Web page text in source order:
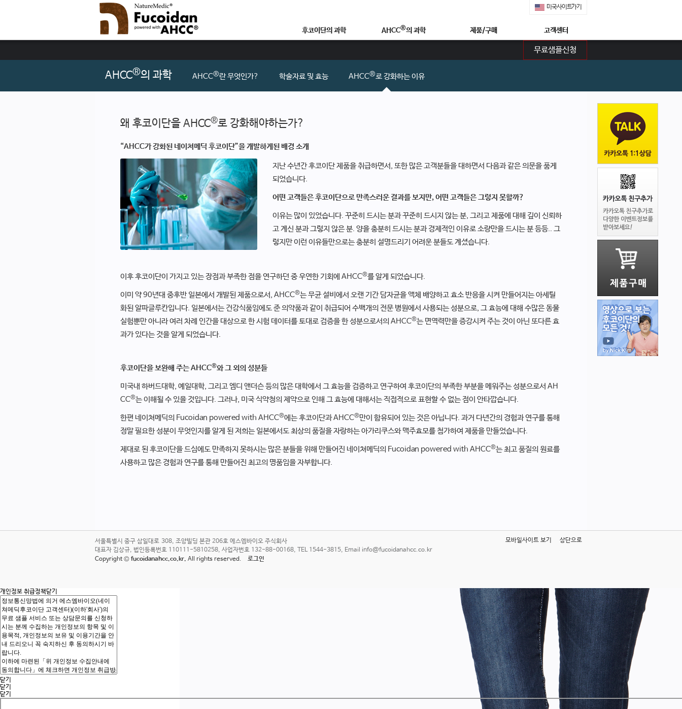
미국사이트가기
후코이단의 과학
좋은 후코이단 제품이란?
AHCC®의 과학
AHCC®로 강화하는 이유
제품/구매 고객센터
공지사항
AHCC®의 과학 AHCC®란 무엇인가? 학술자료 및 효능 AHCC®로 강화하는 이유
무료샘플신청
왜 후코이단을 AHCC®로 강화해야하는가?
“AHCC가 강화된 네이쳐메딕 후코이단”을 개발하게된 배경 소개
지난 수년간 후코이단 제품을 취급하면서, 또한 많은 고객분들을 대하면서 다음과 같은 의문을 품게
되었습니다.
어떤 고객들은 후코이단으로 만족스러운 결과를 보지만, 어떤 고객들은 그렇지 못할까?
이유는 많이 있었습니다. 꾸준히 드시는 분과 꾸준히 드시지 않는 분, 그리고 제품에 대해 깊이 신뢰하
고 계신 분과 그렇지 않은 분. 양을 충분히 드시는 분과 경제적인 이유로 소량만을 드시는 분 등등.. 그
렇지만 이런 이유들만으로는 충분히 설명드리기 어려운 분들도 계셨습니다.
이후 후코이단이 가지고 있는 장점과 부족한 점을 연구하던 중 우연한 기회에 AHCC®를 알게 되었습니다.
이미 약 90년대 중후반 일본에서 개발된 제품으로서, AHCC®는 무균 설비에서 오랜 기간 담자균을 액체 배양하고 효소 반응을 시켜 만들어지는 아세틸
화된 알파글루칸입니다. 일본에서는 건강식품임에도 준 의약품과 같이 취급되어 수백개의 전문 병원에서 사용되는 성분으로, 그 효능에 대해 수많은 동물
실험뿐만 아니라 여러 차례 인간을 대상으로 한 시험 데이터를 토대로 검증을 한 성분으로서의 AHCC®는 면역력만을 증강시켜 주는 것이 아닌 또다른 효
과가 있다는 것을 알게 되었습니다.
후코이단을 보완해 주는 AHCC®와 그 외의 성분들
미국내 하버드대학, 예일대학, 그리고 엠디 앤더슨 등의 많은 대학에서 그 효능을 검증하고 연구하여 후코이단의 부족한 부분을 메워주는 성분으로서 AH
CC®는 이해될 수 있을 것입니다. 그러나, 미국 식약청의 제약으로 인해 그 효능에 대해서는 직접적으로 표현할 수 없는 점이 안타깝습니다.
한편 네이쳐메딕의 Fucoidan powered with AHCC®에는 후코이단과 AHCC®만이 함유되어 있는 것은 아닙니다. 과거 다년간의 경험과 연구를 통해
정말 필요한 성분이 무엇인지를 알게 된 저희는 일본에서도 최상의 품질을 자랑하는 아가리쿠스와 맥주효모를 첨가하여 제품을 만들었습니다.
제대로 된 후코이단을 드심에도 만족하지 못하시는 많은 분들을 위해 만들어진 네이쳐메딕의 Fucoidan powered with AHCC®는 최고 품질의 원료를
사용하고 많은 경험과 연구를 통해 만들어진 최고의 명품임을 자부합니다.
서울특별시 중구 삼일대로 308, 조양빌딩 본관 206호 에스엠바이오 주식회사
대표자 김상규, 법인등록번호 110111-5810258, 사업자번호 132-88-00168, TEL 1544-3815, Email info@fucoidanahcc.co.kr
Copyright © fucoidanahcc.co.kr. All rights reserved. 로그인
상단으로
모바일사이트 보기
개인정보 취급정책닫기
닫기
닫기
닫기